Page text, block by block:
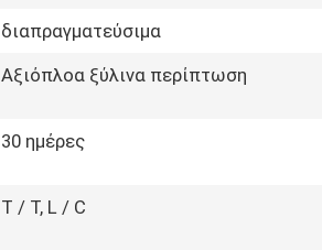
διαπραγματεύσιμα
Αξιόπλοα ξύλινα περίπτωση
30 ημέρες
T / T, L / C